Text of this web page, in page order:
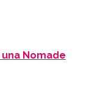
Nomade